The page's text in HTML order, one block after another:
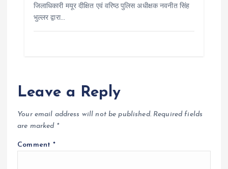
जिलाधिकारी मयूर दीक्षित एवं वरिष्ठ पुलिस अधीक्षक नवनीत सिंह
भुल्लर द्वारा…
Leave a Reply
Your email address will not be published. Required fields
are marked *
Comment*